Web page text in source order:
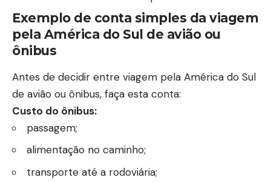
Exemplo de conta simples da viagem
pela América do Sul de avião ou
ônibus
Antes de decidir entre viagem pela América do Sul
de avião ou ônibus, faça esta conta:
Custo do ônibus:
passagem;
alimentação no caminho;
transporte até a rodoviária;